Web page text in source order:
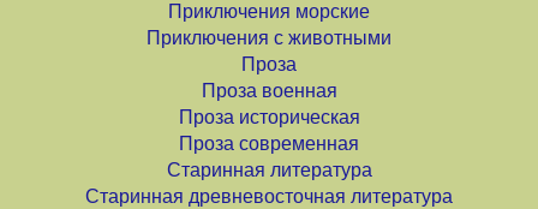
Приключения морские
Приключения с животными
Проза
Проза военная
Проза историческая
Проза современная
Старинная литература
Старинная древневосточная литература